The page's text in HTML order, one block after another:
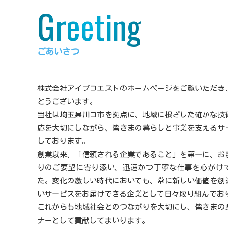
Greeting
ごあいさつ
株式会社アイプロエストのホームページをご覧いただき
とうございます。
当社は埼玉県川口市を拠点に、地域に根ざした確かな技
応を大切にしながら、皆さまの暮らしと事業を支えるサ
しております。
創業以来、「信頼される企業であること」を第一に、お
りのご要望に寄り添い、迅速かつ丁寧な仕事を心がけ
た。変化の激しい時代においても、常に新しい価値を創
いサービスをお届けできる企業として日々取り組んでお
これからも地域社会とのつながりを大切にし、皆さまの
ナーとして貢献してまいります。